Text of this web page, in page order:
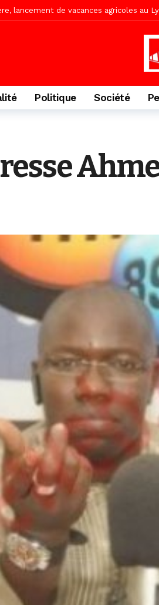
lancement de vacances agricoles au
Diallo : La liste des bénéficiaires de
le train a transporté 9.651 passagers,
à la gare de Thiès, du
en deuil, Cheikh Ndiaye l’initiateur du
citoyen « ZIGUINCHOR REK » au
Politique Société